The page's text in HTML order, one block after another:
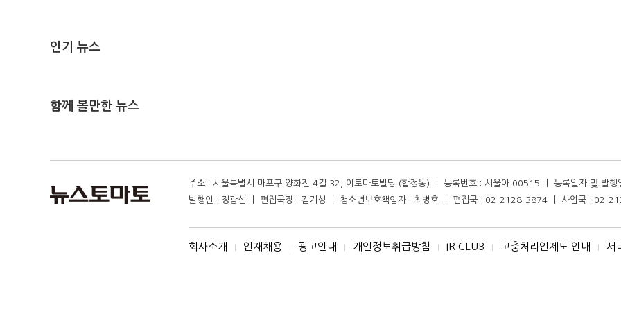
인기 뉴스
함께 볼만한 뉴스
주소 : 서울특별시 마포구 양화진 4길 32, 이토마토빌딩 (합정동) ㅣ 등록번호 : 서울아 00515 ㅣ 등록일자 및 발
발행인 : 정광섭 ㅣ 편집국장 : 김기성 ㅣ 청소년보호책임자 : 최병호 ㅣ 편집국 : 02-2128-3874 ㅣ 사업국 : 02-
회사소개 I 인재채용 I 광고안내 I 개인정보취급방침 I IR CLUB I 고충처리인제도 안내 I 서